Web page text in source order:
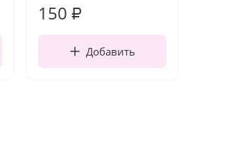
150 ₽
Добавить